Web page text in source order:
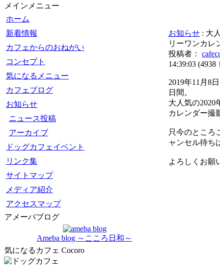
メインメニュー
ホーム
新着情報
カフェからのおねがい
コンセプト
気になるメニュー
カフェブログ
お知らせ
ニュース投稿
アーカイブ
ドッグカフェイベント
リンク集
サイトマップ
メディア紹介
アクセスマップ
アメーバブログ
Ameba blog ～こころ日和～
気になるカフェ Cocoro
お知らせ : 大
リーワンカレ
投稿者：
14:39:03 (4938
2019年11月8
日間。
大人気の2020
カレンダー撮
只今のところ
ャンセル待ち
よろしくお願